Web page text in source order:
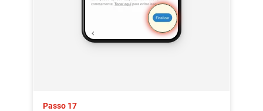
Passo 17